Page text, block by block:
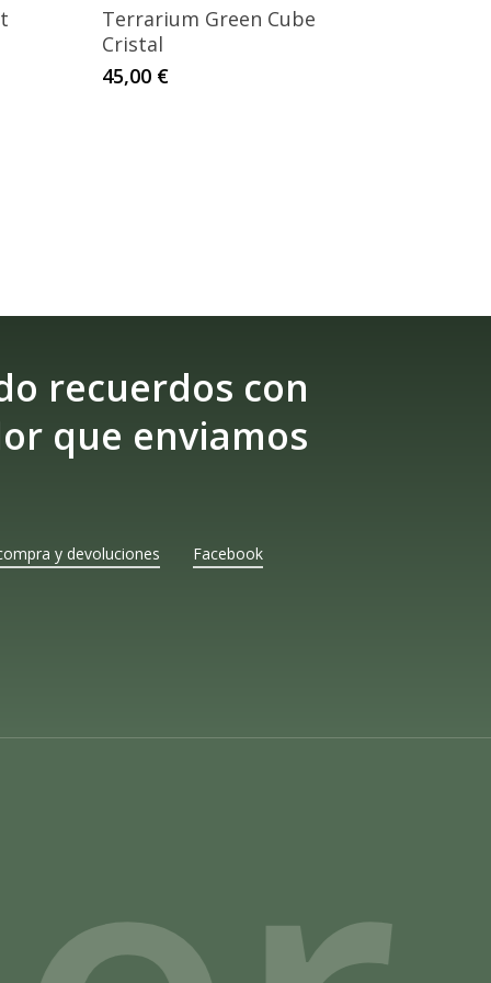
Terrarium Green Cube
Cristal
45,00 €
recuerdos con
que enviamos
y devoluciones
Facebook